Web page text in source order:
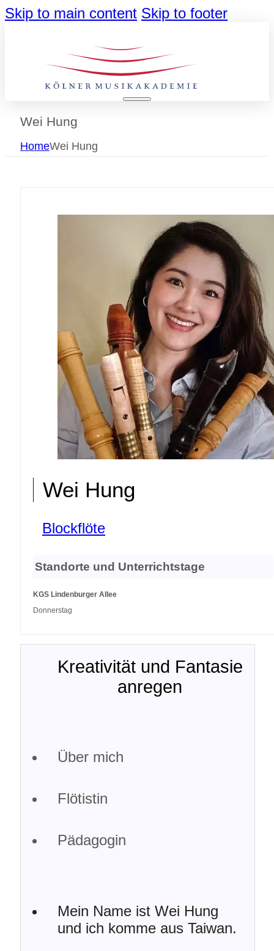
Skip to main content Skip to footer
Wei Hung
HomeWei Hung
Wei Hung
Blockflöte
Standorte und Unterrichtstage
KGS Lindenburger Allee
Donnerstag
Kreativität und Fantasie
anregen
Über mich
Flötistin
Pädagogin
Mein Name ist Wei Hung
und ich komme aus Taiwan.